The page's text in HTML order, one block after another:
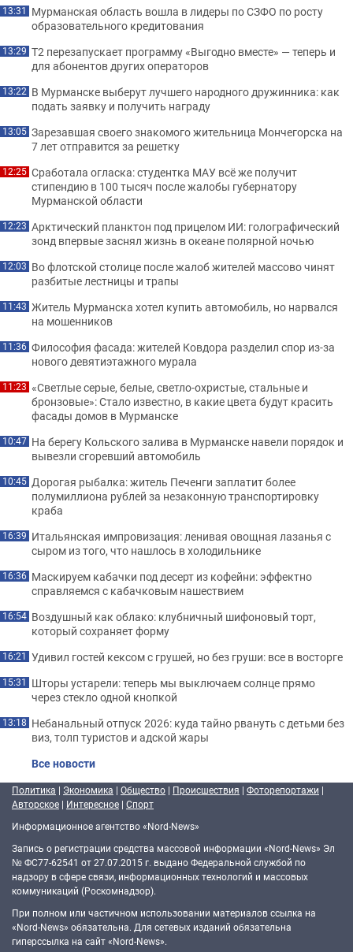
13:31 Мурманская область вошла в лидеры по СЗФО по росту
образовательного кредитования
13:29 Т2 перезапускает программу «Выгодно вместе» — теперь и
для абонентов других операторов
13:22 В Мурманске выберут лучшего народного дружинника: как
подать заявку и получить награду
13:05 Зарезавшая своего знакомого жительница Мончегорска на
7 лет отправится за решетку
12:25 Сработала огласка: студентка МАУ всё же получит
стипендию в 100 тысяч после жалобы губернатору
Мурманской области
12:23 Арктический планктон под прицелом ИИ: голографический
зонд впервые заснял жизнь в океане полярной ночью
12:03 Во флотской столице после жалоб жителей массово чинят
разбитые лестницы и трапы
11:43 Житель Мурманска хотел купить автомобиль, но нарвался
на мошенников
11:36 Философия фасада: жителей Ковдора разделил спор из-за
нового девятиэтажного мурала
11:23 «Светлые серые, белые, светло-охристые, стальные и
бронзовые»: Стало известно, в какие цвета будут красить
фасады домов в Мурманске
10:47 На берегу Кольского залива в Мурманске навели порядок и
вывезли сгоревший автомобиль
10:45 Дорогая рыбалка: житель Печенги заплатит более
полумиллиона рублей за незаконную транспортировку
краба
16:39 Итальянская импровизация: ленивая овощная лазанья с
сыром из того, что нашлось в холодильнике
16:36 Маскируем кабачки под десерт из кофейни: эффектно
справляемся с кабачковым нашествием
16:54 Воздушный как облако: клубничный шифоновый торт,
который сохраняет форму
16:21 Удивил гостей кексом с грушей, но без груши: все в восторге
15:31 Шторы устарели: теперь мы выключаем солнце прямо
через стекло одной кнопкой
13:18 Небанальный отпуск 2026: куда тайно рвануть с детьми без
виз, толп туристов и адской жары
Все новости
Политика | Экономика | Общество | Происшествия | Фоторепортажи |
Авторское | Интересное | Спорт
Информационное агентство «Nord-News»
Запись о регистрации средства массовой информации «Nord-News» Эл
№ ФС77-62541 от 27.07.2015 г. выдано Федеральной службой по
надзору в сфере связи, информационных технологий и массовых
коммуникаций (Роскомнадзор).
При полном или частичном использовании материалов ссылка на
«Nord-News» обязательна. Для сетевых изданий обязательна
гиперссылка на сайт «Nord-News».